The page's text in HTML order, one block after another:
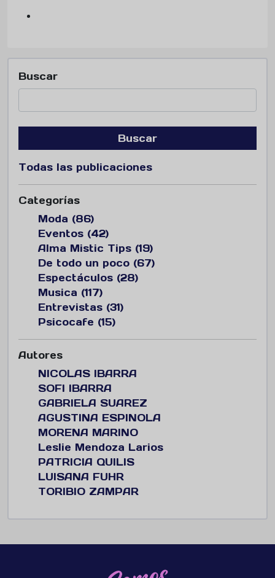
Buscar
Buscar
Todas las publicaciones
Categorías
Moda (86)
Eventos (42)
Alma Mistic Tips (19)
De todo un poco (67)
Espectáculos (28)
Musica (117)
Entrevistas (31)
Psicocafe (15)
Autores
NICOLAS IBARRA
SOFI IBARRA
GABRIELA SUAREZ
AGUSTINA ESPINOLA
MORENA MARINO
Leslie Mendoza Larios
PATRICIA QUILIS
LUISANA FUHR
TORIBIO ZAMPAR